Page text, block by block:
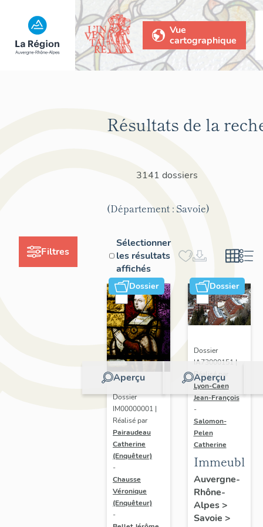
Vue
cartographique
Filtres
Résultats de la
3141 dossiers
(Département : Savoie)
Sélectionner
les résultats
affichés
Dossier
Aperçu
Dossier
IM00000001 |
Réalisé par
Pairaudeau
Catherine
(Enquêteur)
-
Chausse
Véronique
(Enquêteur)
-
Dossier
Aperçu
Dossier
IA73000151 |
Réalisé par
Lyon-Caen
Jean-François
-
Salomon-
Pelen
Catherine
Immeubles
Auvergne-
Rhône-
Alpes>
Savoie >